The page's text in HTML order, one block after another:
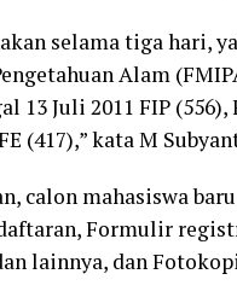
selama tiga hari,
Alam
13 Juli 2011 FIP
(417),” kata M
calon mahasiswa
Formulir
lainnya, dan